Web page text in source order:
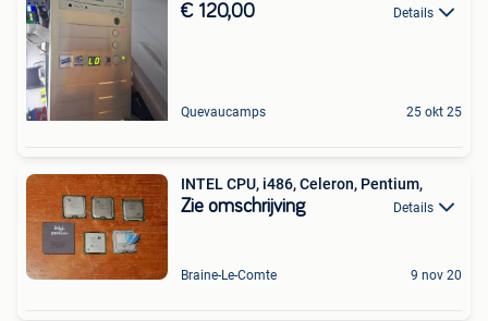
€ 120,00 Details
Quevaucamps 25 okt 25
INTEL CPU, i486, Celeron, Pentium,
Zie omschrijving Details
Braine-Le-Comte 9 nov 20